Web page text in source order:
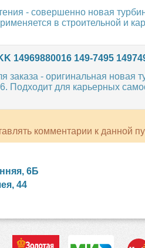
- совершенно новая
в строительной и
14969880016 149-7495
заказа - оригинальная новая
Подходит для карьерных
комментарии к данной
6Б
44